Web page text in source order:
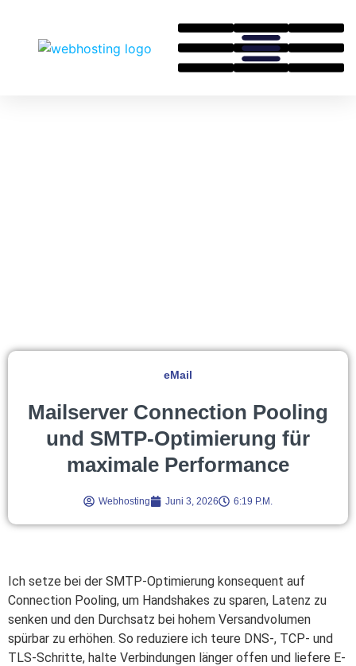
eMail
Mailserver Connection Pooling
und SMTP-Optimierung für
maximale Performance
Webhosting Juni 3, 2026 6:19 P.m.
Ich setze bei der SMTP-Optimierung konsequent auf
Connection Pooling, um Handshakes zu sparen, Latenz zu
senken und den Durchsatz bei hohem Versandvolumen
spürbar zu erhöhen. So reduziere ich teure DNS-, TCP- und
TLS-Schritte, halte Verbindungen länger offen und liefere E-